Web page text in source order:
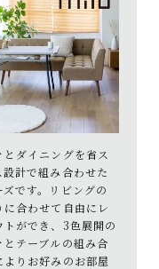
とダイニングを省ス
設計で組み合わせた
ズです。リビングの
に合わせて自由にレ
トができ、3色展開の
とテーブルの組み合
よりお好みのお部屋